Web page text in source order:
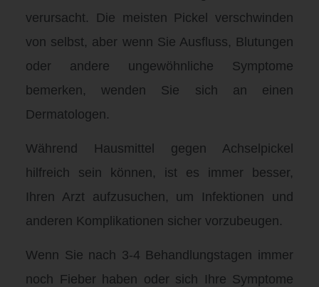
verursacht. Die meisten Pickel verschwinden
von selbst, aber wenn Sie Ausfluss, Blutungen
oder andere ungewöhnliche Symptome
bemerken, wenden Sie sich an einen
Dermatologen.
Während Hausmittel gegen Achselpickel
hilfreich sein können, ist es immer besser,
Ihren Arzt aufzusuchen, um Infektionen und
anderen Komplikationen sicher vorzubeugen.
Wenn Sie nach 3-4 Behandlungstagen immer
noch Fieber haben oder sich Ihre Symptome